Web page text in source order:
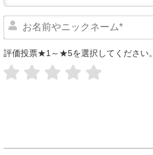
評価投票★1～★5を選択してください。